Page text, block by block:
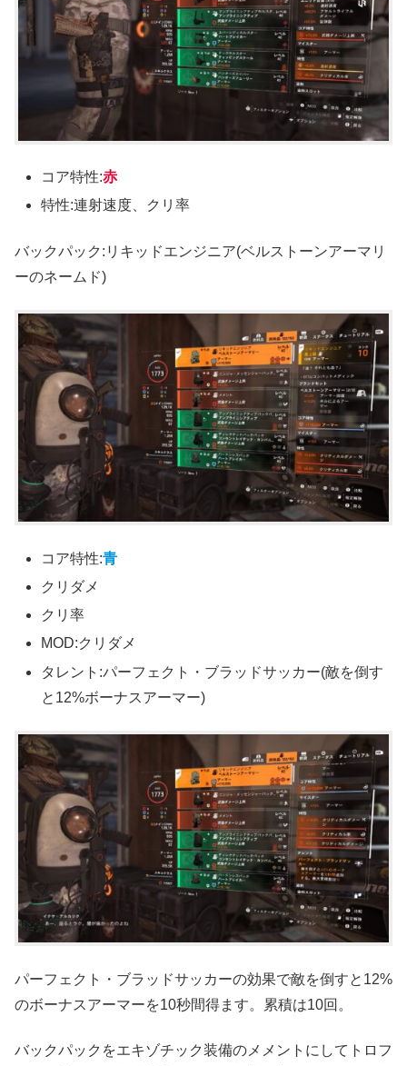
コア特性:赤
特性:連射速度、クリ率
バックパック:リキッドエンジニア(ベルストーンアーマリ
ーのネームド)
コア特性:青
クリダメ
クリ率
MOD:クリダメ
タレント:パーフェクト・ブラッドサッカー(敵を倒す
と12%ボーナスアーマー)
パーフェクト・ブラッドサッカーの効果で敵を倒すと12%
のボーナスアーマーを10秒間得ます。累積は10回。
バックパックをエキゾチック装備のメメントにしてトロフ